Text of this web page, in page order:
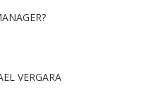
VERGARA